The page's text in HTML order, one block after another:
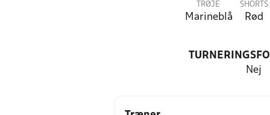
TRØJE
Marineblå
SHORTS
Rød
Nej